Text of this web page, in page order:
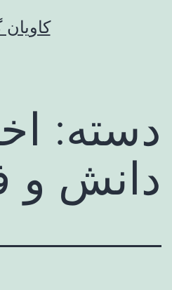
کاویان
دسته:
دانش و